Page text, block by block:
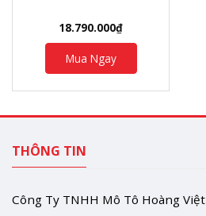
18.790.000₫
Mua Ngay
THÔNG TIN
Công Ty TNHH Mô Tô Hoàng Việt